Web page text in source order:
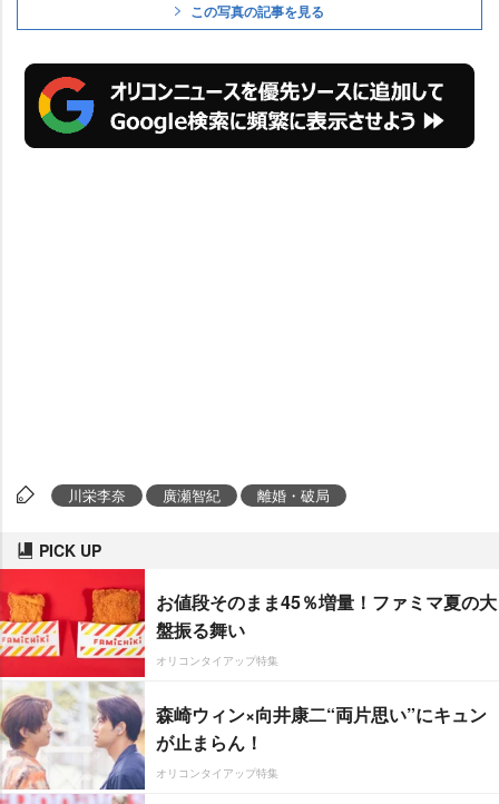
この写真の記事を見る
川栄李奈 廣瀬智紀 離婚・破局
PICK UP
お値段そのまま45％増量！ファミマ夏の大
盤振る舞い
オリコンタイアップ特集
森崎ウィン×向井康二“両片思い”にキュン
が止まらん！
オリコンタイアップ特集